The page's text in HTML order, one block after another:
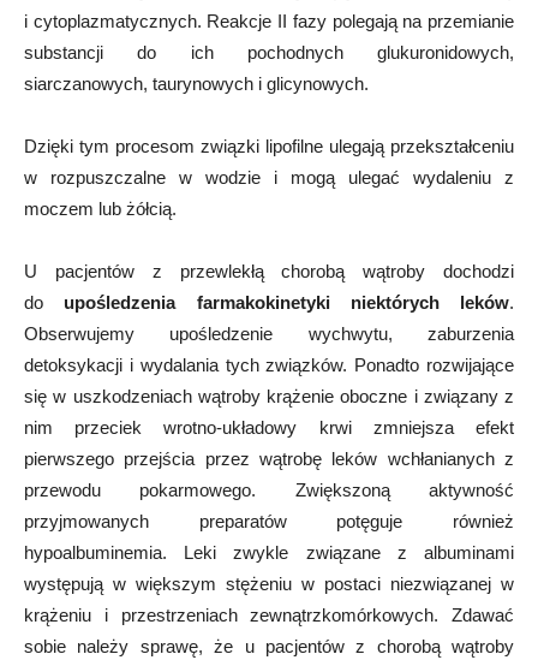
i cytoplazmatycznych. Reakcje II fazy polegają na przemianie
substancji do ich pochodnych glukuronidowych,
siarczanowych, taurynowych i glicynowych.
Dzięki tym procesom związki lipofilne ulegają przekształceniu
w rozpuszczalne w wodzie i mogą ulegać wydaleniu z
moczem lub żółcią.
U pacjentów z przewlekłą chorobą wątroby dochodzi
do upośledzenia farmakokinetyki niektórych leków.
Obserwujemy upośledzenie wychwytu, zaburzenia
detoksykacji i wydalania tych związków. Ponadto rozwijające
się w uszkodzeniach wątroby krążenie oboczne i związany z
nim przeciek wrotno-układowy krwi zmniejsza efekt
pierwszego przejścia przez wątrobę leków wchłanianych z
przewodu pokarmowego. Zwiększoną aktywność
przyjmowanych preparatów potęguje również
hypoalbuminemia. Leki zwykle związane z albuminami
występują w większym stężeniu w postaci niezwiązanej w
krążeniu i przestrzeniach zewnątrzkomórkowych. Zdawać
sobie należy sprawę, że u pacjentów z chorobą wątroby